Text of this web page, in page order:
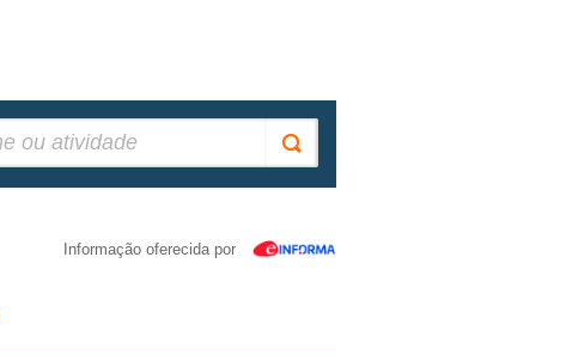
Informação oferecida por